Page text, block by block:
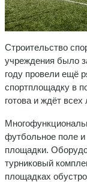
Строительство
учреждения было
году провели ещё
спортплощадку в
готова и ждёт
футбольное поле
площадки.
турниковый
площадках